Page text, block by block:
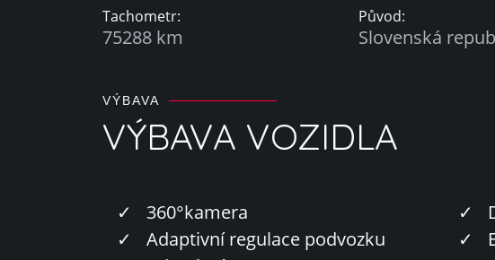
Tachometr:
75288 km
Původ:
Slovenská
VÝBAVA
VÝBAVA VOZIDLA
✓
360°kamera
✓
Adaptivní regulace podvozku
✓
✓